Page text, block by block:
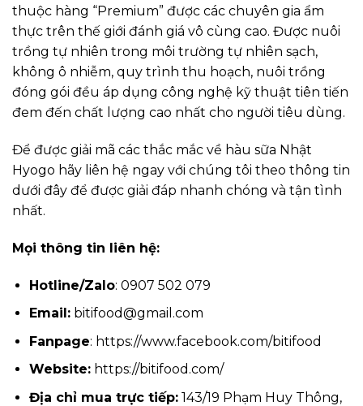
thuộc hàng “Premium” được các chuyên gia ẩm
thực trên thế giới đánh giá vô cùng cao. Được nuôi
trồng tự nhiên trong môi trường tự nhiên sạch,
không ô nhiễm, quy trình thu hoạch, nuôi trồng
đóng gói đều áp dụng công nghệ kỹ thuật tiên tiến
đem đến chất lượng cao nhất cho người tiêu dùng.
Để được giải mã các thắc mắc về hàu sữa Nhật
Hyogo hãy liên hệ ngay với chúng tôi theo thông tin
dưới đây để được giải đáp nhanh chóng và tận tình
nhất.
Mọi thông tin liên hệ:
Hotline/Zalo: 0907 502 079
Email:bitifood@gmail.com
Fanpage: https://www.facebook.com/bitifood
Website:https://bitifood.com/
Địa chỉ mua trực tiếp:143/19 Phạm Huy Thông,